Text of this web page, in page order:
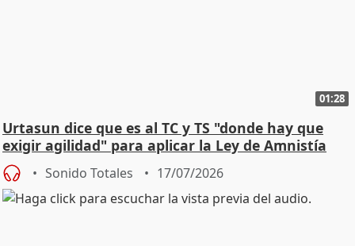
01:28
Urtasun dice que es al TC y TS "donde hay que
exigir agilidad" para aplicar la Ley de Amnistía
Sonido Totales 17/07/2026